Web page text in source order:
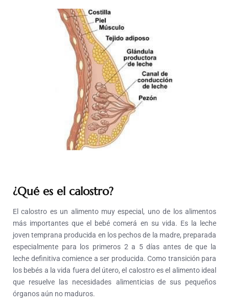
¿Qué es el calostro?
El calostro es un alimento muy especial, uno de los alimentos
más importantes que el bebé comerá en su vida. Es la leche
joven temprana producida en los pechos de la madre, preparada
especialmente para los primeros 2 a 5 días antes de que la
leche definitiva comience a ser producida. Como transición para
los bebés a la vida fuera del útero, el calostro es el alimento ideal
que resuelve las necesidades alimenticias de sus pequeños
órganos aún no maduros.